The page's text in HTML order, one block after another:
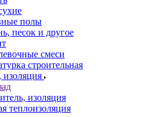
полы
песок и другое
смеси
строительная
изоляция
изоляция
теплоизоляция